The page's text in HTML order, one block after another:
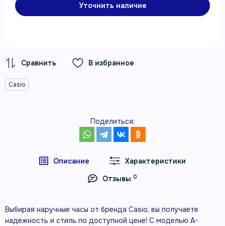
Уточнить наличие
В избранное
Casio
Поделиться:
Описание
Характеристики
Отзывы 0
Выбирая наручные часы от бренда Casio, вы получаете
надежность и стиль по доступной цене! С моделью A-